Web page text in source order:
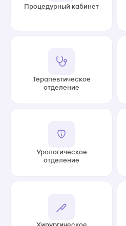
Процедурный кабинет
Терапевтическое
отделение
Урологическое
отделение